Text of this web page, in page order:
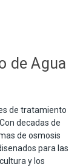
de Agua
de tratamiento
decadas de
de osmosis
para las
y los